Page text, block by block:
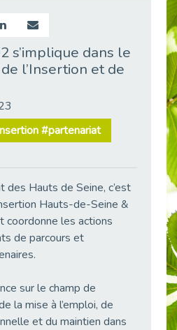
Emploi & Handicap : Hachette Livre et Cap emploi 92 renforcent leur collaboration
« Confiance en soi et acceptation du handicap » : un levier puissant vers l’emploi
L’alternance : un levier stratégique pour recruter et inclure durablement
CAP EMPLOI 92 : L’inclusion portée à son sommet, bien au-delà des quotas
s’implique dans le
l’Insertion et de
#partenariat
Hauts de Seine, c’est
Hauts-de-Seine &
coordonne les actions
de parcours et
sur le champ de
la mise à l’emploi, de
et du maintien dans